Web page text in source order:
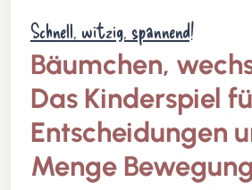
Schnell, witzig, spannend!
Bäumchen,
Das Kinderspiel
Entscheidungen
Menge Bewegung